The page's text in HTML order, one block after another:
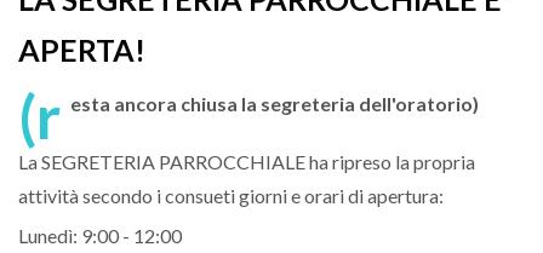
APERTA!
(r esta ancora chiusa la segreteria dell'oratorio)
La SEGRETERIA PARROCCHIALE ha ripreso la propria
attività secondo i consueti giorni e orari di apertura:
Lunedì: 9:00 - 12:00